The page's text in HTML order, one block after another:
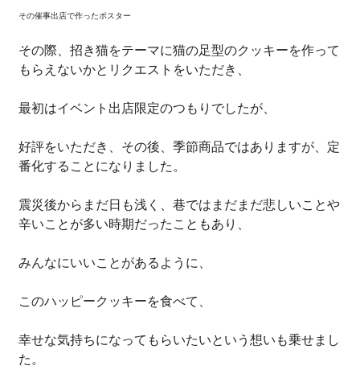
その催事出店で作ったポスター
その際、招き猫をテーマに猫の足型のクッキーを作って
もらえないかとリクエストをいただき、
最初はイベント出店限定のつもりでしたが、
好評をいただき、その後、季節商品ではありますが、定
番化することになりました。
震災後からまだ日も浅く、巷ではまだまだ悲しいことや
辛いことが多い時期だったこともあり、
みんなにいいことがあるように、
このハッピークッキーを食べて、
幸せな気持ちになってもらいたいという想いも乗せまし
た。